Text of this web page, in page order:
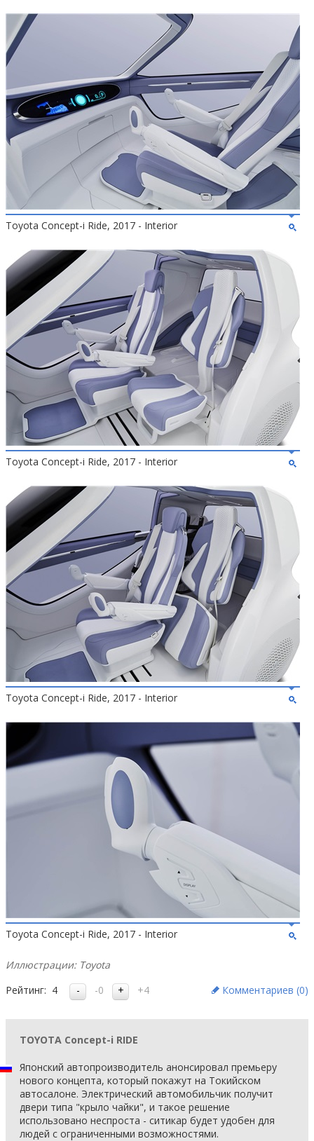
Toyota Concept-i Ride, 2017 - Interior
Toyota Concept-i Ride, 2017 - Interior
Toyota Concept-i Ride, 2017 - Interior
Toyota Concept-i Ride, 2017 - Interior
Иллюстрации: Toyota
Рейтинг: 4 -0 +4 Комментариев (0)
TOYOTA Concept-i RIDE
Японский автопроизводитель анонсировал премьеру
нового концепта, который покажут на Токийском
автосалоне. Электрический автомобильчик получит
двери типа "крыло чайки", и такое решение
использовано неспроста - ситикар будет удобен для
людей с ограниченными возможностями.